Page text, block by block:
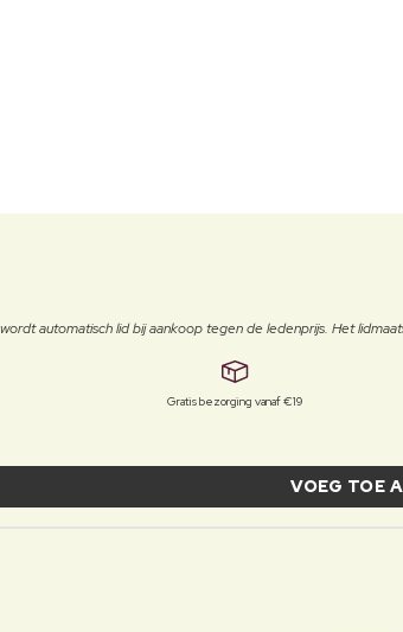
automatisch lid bij aankoop tegen de ledenprijs. Het
Gratis bezorging vanaf €19
VOEG TOE